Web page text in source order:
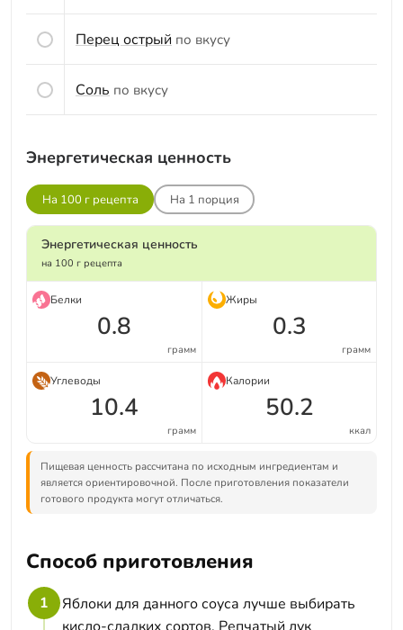
Перец острый по вкусу
Соль по вкусу
Энергетическая ценность
На 100 г рецепта На 1 порция
Энергетическая ценность
на 100 г рецепта
Белки
0.8
грамм
Жиры
0.3
грамм
Углеводы
10.4
грамм
Калории
50.2
ккал
Пищевая ценность рассчитана по исходным ингредиентам и
является ориентировочной. После приготовления показатели
готового продукта могут отличаться.
Способ приготовления
1
Яблоки для данного соуса лучше выбирать